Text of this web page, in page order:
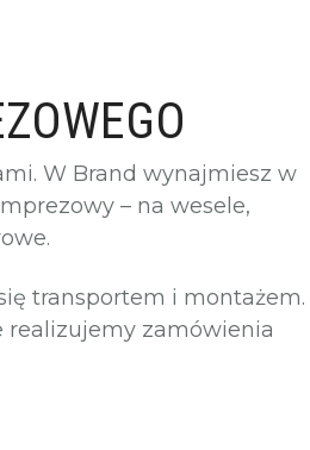
W Brand wynajmiesz w
– na wesele,
transportem i montażem.
realizujemy zamówienia